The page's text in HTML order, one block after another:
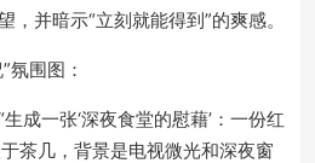
，并暗示“立刻就能得到”的爽感。
氛围图：
成一张‘深夜食堂的慰藉’：一份红
茶几，背景是电视微光和深夜窗